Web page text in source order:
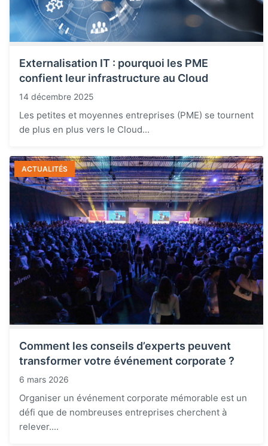
Externalisation IT : pourquoi les PME
confient leur infrastructure au Cloud
14 décembre 2025
Les petites et moyennes entreprises (PME) se tournent
de plus en plus vers le Cloud...
ACTUALITÉS
Comment les conseils d’experts peuvent
transformer votre événement corporate ?
6 mars 2026
Organiser un événement corporate mémorable est un
défi que de nombreuses entreprises cherchent à
relever....